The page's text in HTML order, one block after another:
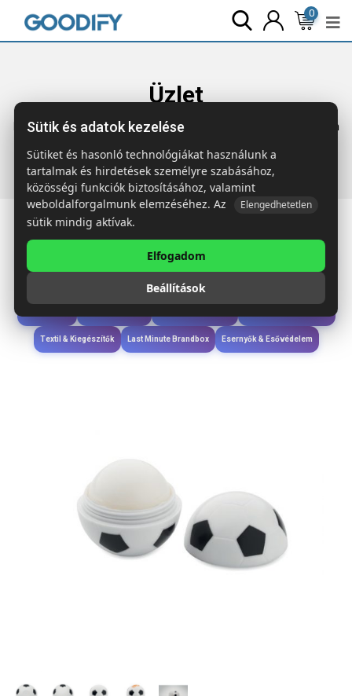
0
Üzlet
Főoldal Termékek Wellness & Ápolás
BALL Ajakbalzsam
focilabda tokban
Étkezés & Ivás
Wellness & Ápolás
Textil & Kiegészítők Last Minute Brandbox Esernyők & Esővédelem
Sütik és adatok kezelése
Sütiket és hasonló technológiákat használunk a
tartalmak és hirdetések személyre szabásához,
közösségi funkciók biztosításához, valamint
weboldalforgalmunk elemzéséhez. Az
Elengedhetetlen
sütik mindig aktívak.
Elfogadom
Beállítások